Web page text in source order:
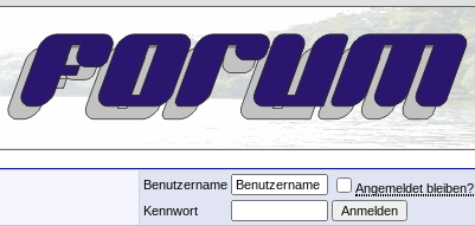
Benutzername
Angemeldet bleiben?
Kennwort